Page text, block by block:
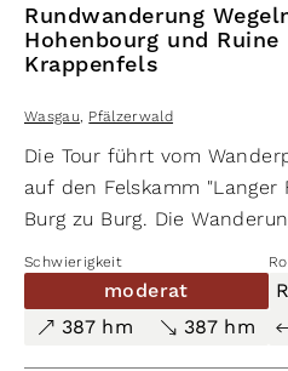
Rundwanderung
Hohenbourg und
Krappenfels
Wasgau Pfälzerwald
Die Tour führt vom
auf den Felskamm "Langer
Burg zu Burg. Die
Felskamm mit sehr
führt weiter zur ca. 950 m
die mit Panoramablicken
Schwierigkeit
moderat
387 hm
387 hm